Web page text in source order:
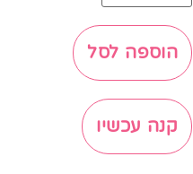
הוספה לסל
קנה עכשיו